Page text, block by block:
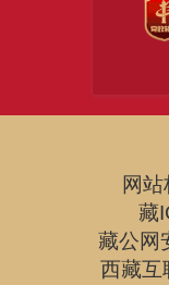
网
藏
藏公网
西藏互联